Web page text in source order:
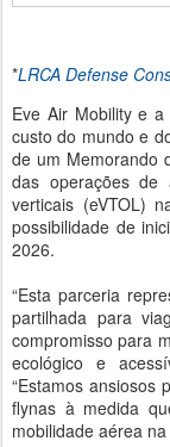
*LRCA Defense
Eve Air Mobility e
custo do mundo e
de um Memorando
das operações de
verticais (eVTOL)
possibilidade de
2026.
“Esta parceria
partilhada para
compromisso para
ecológico e
“Estamos ansiosos
flynas à medida
mobilidade aérea